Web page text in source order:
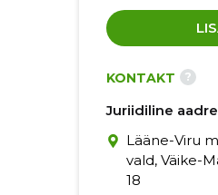
KONTAKT ?
Juriidiline
Lääne-Viru
vald, Väike-
18